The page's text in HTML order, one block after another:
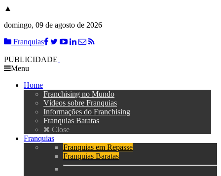
▲
domingo, 09 de agosto de 2026
Franquias
PUBLICIDADE
Menu
Home
Franchising no Mundo
Vídeos sobre Franquias
Informações do Franchising
Franquias Baratas
Close
Franquias
Franquias em Repasse
Franquias Baratas